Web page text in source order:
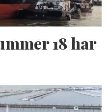
18 har